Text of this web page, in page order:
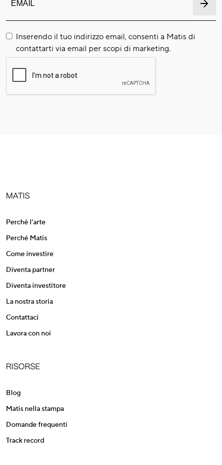
Inserendo il tuo indirizzo email, consenti a Matis di
contattarti via email per scopi di marketing.
MATIS
Perché l'arte
Perché Matis
Come investire
Diventa partner
Diventa investitore
La nostra storia
Contattaci
Lavora con noi
RISORSE
Blog
Matis nella stampa
Domande frequenti
Track record